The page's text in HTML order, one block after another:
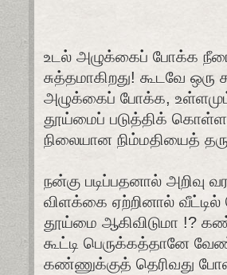
உடல் அழுக்கைப் போக்க
சுத்தமாகிறது! கூடவே ஒரு
அழுக்கைப் போக்க,
தூய்மைப் படுத்திக் கொள்ள
நிலையான நிம்மதியைத்
நன்கு படிப்பதனால் அறிவு
விளக்கை ஏற்றினால் வீட்டில்
தூய்மை ஆகிவிடுமா !?
கூட்டி பெருக்கத்தானே
கண்ணுக்குத் தெரிவது